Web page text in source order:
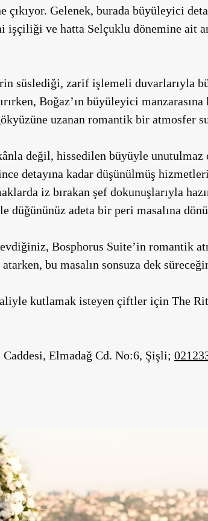
çıkıyor. Gelenek, burada büyüleyici
işçiliği ve hatta Selçuklu dönemine ait
süslediği, zarif işlemeli duvarlarıyla
Boğaz’ın büyüleyici
uzanan romantik bir atmosfer
değil, hissedilen büyüyle unutulmaz
detayına kadar düşünülmüş
iz bırakan şef dokunuşlarıyla
düğününüz adeta bir peri masalına
Bosphorus Suite’in romantik
bu masalın sonsuza dek
kutlamak isteyen çiftler için The
Caddesi, Elmadağ Cd. No:6, Şişli;